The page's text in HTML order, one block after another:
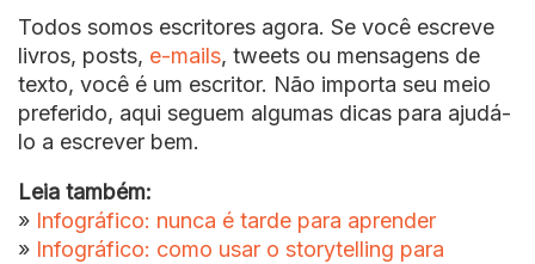
Todos somos escritores agora. Se você escreve
livros, posts, e-mails, tweets ou mensagens de
texto, você é um escritor. Não importa seu meio
preferido, aqui seguem algumas dicas para ajudá-
lo a escrever bem.
Leia também:
» Infográfico: nunca é tarde para aprender
» Infográfico: como usar o storytelling para